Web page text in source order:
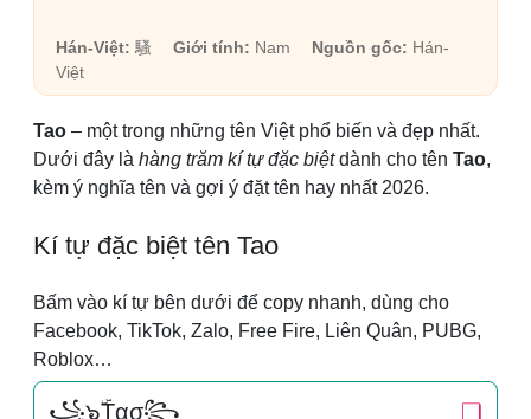
Hán-Việt: 騷 Giới tính: Nam Nguồn gốc: Hán-
Việt
Tao – một trong những tên Việt phổ biến và đẹp nhất.
Dưới đây là hàng trăm kí tự đặc biệtdành cho tên Tao,
kèm ý nghĩa tên và gợi ý đặt tên hay nhất 2026.
Kí tự đặc biệt tên Tao
Bấm vào kí tự bên dưới để copy nhanh, dùng cho
Facebook, TikTok, Zalo, Free Fire, Liên Quân, PUBG,
Roblox…
꧁๖ۣۜTασ꧂ ❏